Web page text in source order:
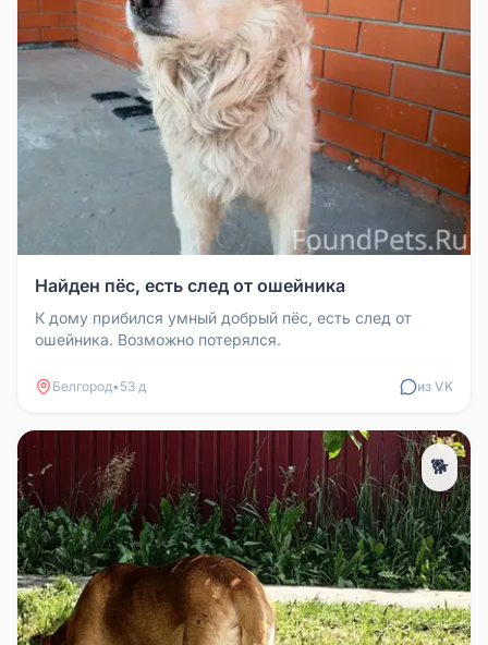
Найден пёс, есть след от ошейника
К дому прибился умный добрый пёс, есть след от
ошейника. Возможно потерялся.
Белгород• 53 д из VK
🐕